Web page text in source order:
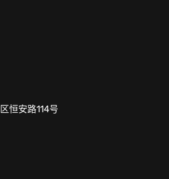
恒安路114号